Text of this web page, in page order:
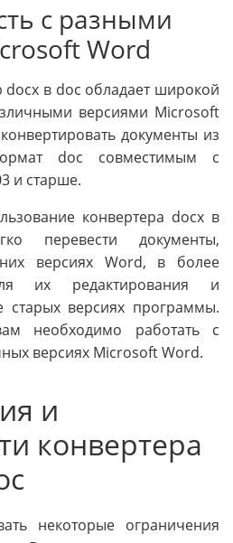
с разными
Word
в doc обладает широкой
версиями Microsoft
документы из
doc совместимым с
и старше.
конвертера docx в
перевести документы,
версиях Word, в более
их редактирования и
старых версиях программы.
необходимо работать с
версиях Microsoft Word.
и
конвертера
некоторые ограничения